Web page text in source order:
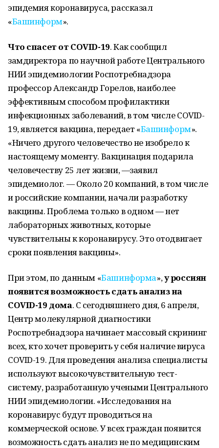
эпидемия коронавируса, рассказал
«Башинформ».
Что спасет от COVID-19. Как сообщил
замдиректора по научной работе Центрального
НИИ эпидемиологии Роспотребнадзора
профессор Александр Горелов, наиболее
эффективным способом профилактики
инфекционных заболеваний, в том числе COVID-
19, является вакцина, передает «Башинформ».
«Ничего другого человечество не изобрело к
настоящему моменту. Вакцинация подарила
человечеству 25 лет жизни, —заявил
эпидемиолог. — Около 20 компаний, в том числе
и российские компании, начали разработку
вакцины. Проблема только в одном — нет
лабораторных животных, которые
чувствительны к коронавирусу. Это отодвигает
сроки появления вакцины».
При этом, по данным «Башинформа»,у россиян
появится возможность сдать анализ на
COVID-19 дома. С сегодняшнего дня, 6 апреля,
Центр молекулярной диагностики
Роспотребнадзора начинает массовый скрининг
всех, кто хочет проверить у себя наличие вируса
COVID-19. Для проведения анализа специалисты
используют высокочувствительную тест-
систему, разработанную учеными Центрального
НИИ эпидемиологии. «Исследования на
коронавирус будут проводиться на
коммерческой основе. У всех граждан появится
возможность сдать анализ не по медицинским